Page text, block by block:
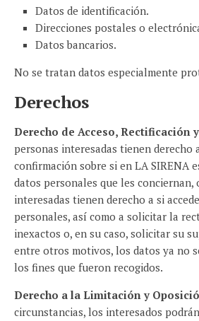
Datos de identificación.
Direcciones postales o
Datos bancarios.
No se tratan datos especialmente
Derechos
Derecho de Acceso, Rectificación
personas interesadas tienen derecho
confirmación sobre si en LA SIRENA
datos personales que les conciernan,
interesadas tienen derecho a si
personales, así como a solicitar la
inexactos o, en su caso, solicitar su
entre otros motivos, los datos ya no
los fines que fueron recogidos.
Derecho a la Limitación y
circunstancias, los interesados